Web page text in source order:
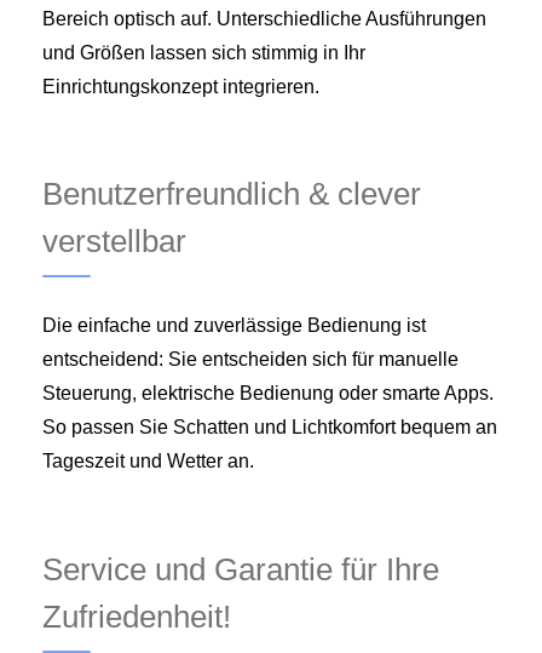
Bereich optisch auf. Unterschiedliche Ausführungen
und Größen lassen sich stimmig in Ihr
Einrichtungskonzept integrieren.
Benutzerfreundlich & clever
verstellbar
Die einfache und zuverlässige Bedienung ist
entscheidend: Sie entscheiden sich für manuelle
Steuerung, elektrische Bedienung oder smarte Apps.
So passen Sie Schatten und Lichtkomfort bequem an
Tageszeit und Wetter an.
Service und Garantie für Ihre
Zufriedenheit!